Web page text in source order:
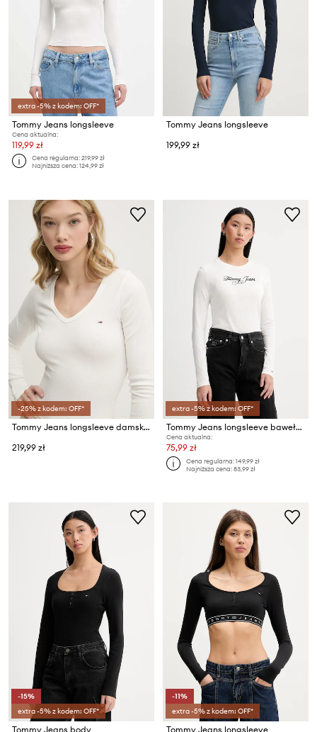
extra -5% z kodem: OFF*
Tommy Jeans longsleeve
Cena aktualna:
119,99 zł
Cena regularna:219,99 zł
Najniższa cena:124,99 zł
Tommy Jeans longsleeve
199,99 zł
-25% z kodem: OFF*
Tommy Jeans longsleeve damski z bawełną
219,99 zł
extra -5% z kodem: OFF*
Tommy Jeans longsleeve bawełniany
Cena aktualna:
75,99 zł
Cena regularna:149,99 zł
Najniższa cena:83,99 zł
-15%
extra -5% z kodem: OFF*
Tommy Jeans body
-11%
extra -5% z kodem: OFF*
Tommy Jeans longsleeve